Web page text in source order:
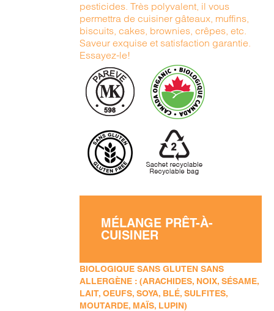
pesticides. Très polyvalent, il vous
permettra de cuisiner gâteaux, muffins,
biscuits, cakes, brownies, crêpes, etc.
Saveur exquise et satisfaction garantie.
Essayez-le!
MÉLANGE PRÊT-À-
CUISINER
BIOLOGIQUE SANS GLUTEN SANS
ALLERGÈNE : (ARACHIDES, NOIX, SÉSAME,
LAIT, OEUFS, SOYA, BLÉ, SULFITES,
MOUTARDE, MAÏS, LUPIN)